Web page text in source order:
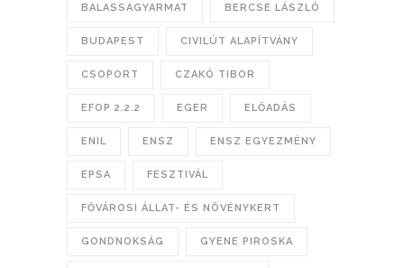
BALASSAGYARMAT BERCSE LÁSZLÓ
BUDAPEST CIVILÚT ALAPÍTVÁNY
CSOPORT CZAKÓ TIBOR
EFOP 2.2.2 EGER ELŐADÁS
ENIL ENSZ ENSZ EGYEZMÉNY
EPSA FESZTIVÁL
FŐVÁROSI ÁLLAT- ÉS NÖVÉNYKERT
GONDNOKSÁG GYENE PIROSKA